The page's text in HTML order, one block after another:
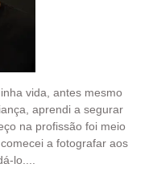
vida, antes mesmo
aprendi a segurar
na profissão foi meio
a fotografar aos
lo....